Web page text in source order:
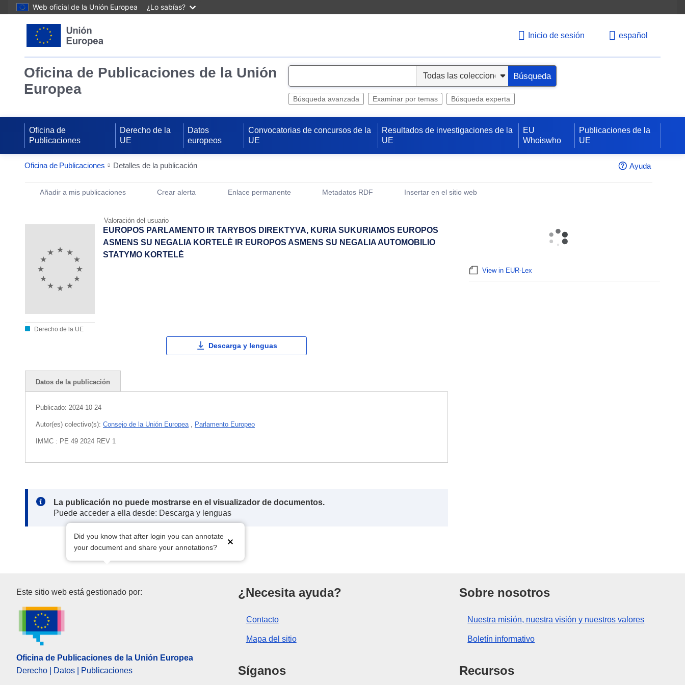
Web oficial de la Unión Europea ¿Lo sabías?
Inicio de sesión español
Oficina de Publicaciones de la Unión
Europea
e
Búsqueda
Búsqueda avanzada Examinar por temas Búsqueda experta
Oficina de
Publicaciones
Derecho de la
UE
Datos
europeos
Convocatorias de concursos de la
UE
Resultados de investigaciones de la
UE
EU
Whoiswho
Publicaciones de la
UE
Oficina de Publicaciones Detalles de la publicación Ayuda
Publication Detail Actions Portlet
Añadir a mis publicaciones Crear alerta Enlace permanente
Metadatos RDF
Insertar en el sitio web
Valoración del usuario
Derecho de la UE
EUROPOS PARLAMENTO IR TARYBOS DIREKTYVA, KURIA SUKURIAMOS EUROPOS
ASMENS SU NEGALIA KORTELĖ IR EUROPOS ASMENS SU NEGALIA AUTOMOBILIO
STATYMO KORTELĖ
Descarga y lenguas
Datos de la publicación
Publicado: 2024-10-24
Autor(es) colectivo(s): Consejo de la Unión Europea , Parlamento Europeo
IMMC : PE 49 2024 REV 1
Note:
La publicación no puede mostrarse en el visualizador de documentos.
Puede acceder a ella desde: Descarga y lenguas
Did you know that after login you can annotate
your document and share your annotations?
View in EUR-Lex
Oficina de Publicaciones de la Unión Europea
Este sitio web está gestionado por:
Oficina de Publicaciones de la Unión Europea
Derecho | Datos | Publicaciones
¿Necesita ayuda?
Contacto
Mapa del sitio
Síganos
Sobre nosotros
Nuestra misión, nuestra visión y nuestros valores
Boletín informativo
Recursos